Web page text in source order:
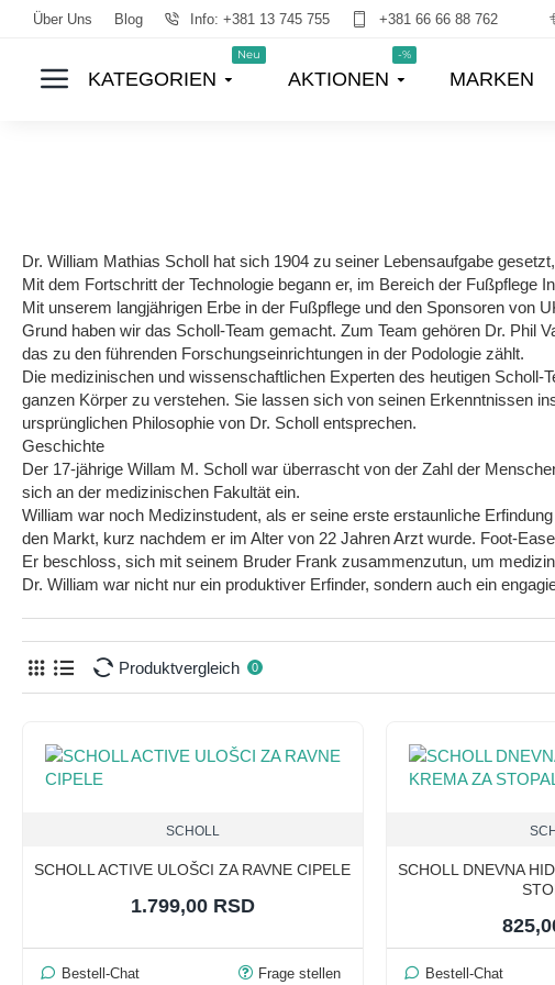
Über Uns Blog Info: +381 13 745 755 +381 66 66 88 762
KATEGORIEN
Neu
AKTIONEN
-%
MARKEN
Dr. William Mathias Scholl hat sich 1904 zu seiner Lebensaufgabe
Mit dem Fortschritt der Technologie begann er, im Bereich der Fußpflege
Mit unserem langjährigen Erbe in der Fußpflege und den Sponsoren von
Grund haben wir das Scholl-Team gemacht. Zum Team gehören Dr. Phil
das zu den führenden Forschungseinrichtungen in der Podologie zählt.
Die medizinischen und wissenschaftlichen Experten des heutigen
ganzen Körper zu verstehen. Sie lassen sich von seinen Erkenntnissen
ursprünglichen Philosophie von Dr. Scholl entsprechen.
Geschichte
Der 17-jährige Willam M. Scholl war überrascht von der Zahl der
sich an der medizinischen Fakultät ein.
William war noch Medizinstudent, als er seine erste erstaunliche
den Markt, kurz nachdem er im Alter von 22 Jahren Arzt wurde. Foot-
Er beschloss, sich mit seinem Bruder Frank zusammenzutun, um
Dr. William war nicht nur ein produktiver Erfinder, sondern auch ein
Produktvergleich 0
SCHOLL
SCHOLL ACTIVE ULOŠCI ZA RAVNE CIPELE
1.799,00 RSD
Bestell-Chat Frage stellen
SCHOLL DNEVNA
Bestell-Chat